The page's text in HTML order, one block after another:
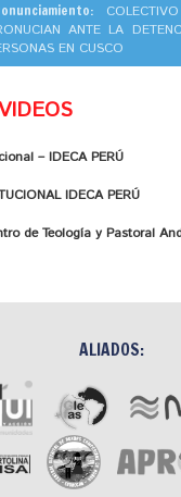
ANTE LA
EN CUSCO
– IDECA PERÚ
IDECA PERÚ
de Teología y Pastoral
ALIADOS: